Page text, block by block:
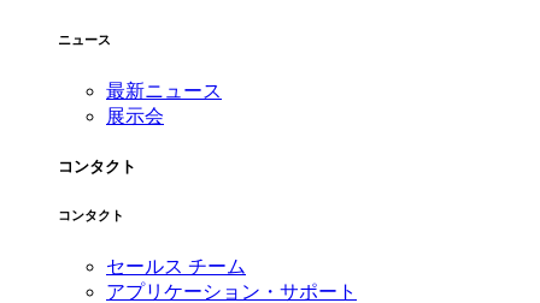
ニュース
最新ニュース
展示会
コンタクト
コンタクト
セールス チーム
アプリケーション・サポート